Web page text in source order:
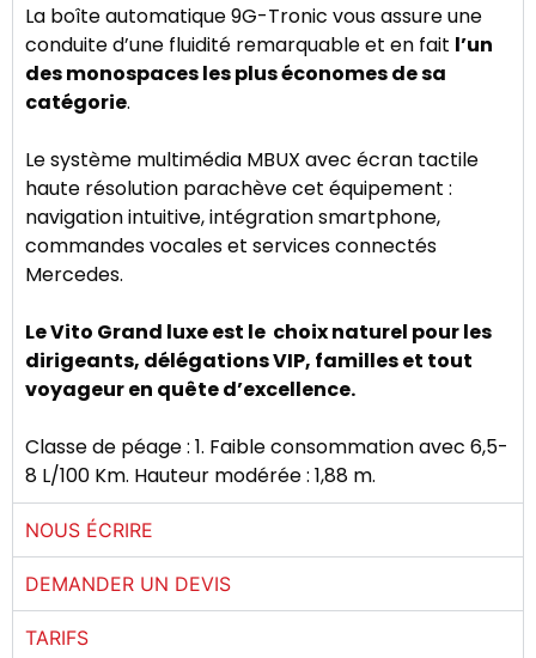
La boîte automatique 9G-Tronic vous assure une
conduite d’une fluidité remarquable et en fait l’un
des monospaces les plus économes de sa
catégorie.
Le système multimédia MBUX avec écran tactile
haute résolution parachève cet équipement :
navigation intuitive, intégration smartphone,
commandes vocales et services connectés
Mercedes.
Le Vito Grand luxe est le choix naturel pour les
dirigeants, délégations VIP, familles et tout
voyageur en quête d’excellence.
Classe de péage : 1. Faible consommation avec 6,5-
8 L/100 Km. Hauteur modérée : 1,88 m.
NOUS ÉCRIRE
DEMANDER UN DEVIS
TARIFS